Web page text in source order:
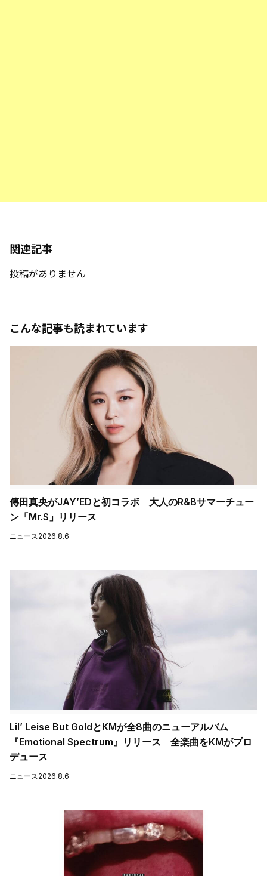
関連記事
投稿がありません
こんな記事も読まれています
傳田真央がJAY’EDと初コラボ 大人のR&Bサマーチュー
ン「Mr.S」リリース
ニュース2026.8.6
Lil’ Leise But GoldとKMが全8曲のニューアルバム
『Emotional Spectrum』リリース 全楽曲をKMがプロ
デュース
ニュース2026.8.6